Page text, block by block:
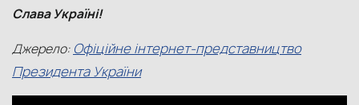
Слава Україні!
Джерело: Офіційне інтернет-представництво
Президента України